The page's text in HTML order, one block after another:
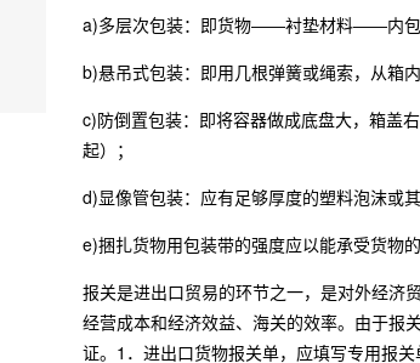
a)多层次包装：即货物――衬垫材料――内
b)悬吊式包装：即用几根弹簧或绳索，从箱
c)防倒置包装：即将容器做成底盘大，箱盖
起）；
d)显像管包装：应有足够厚度的塑料泡沫或
e)捆扎货物用包装带的强度应以能承受货物
报关是进出口贸易的环节之一，是对外经济
经营成本和经济效益、海关的效率。由于报
证。1．进出口货物报关单，应填写专用报